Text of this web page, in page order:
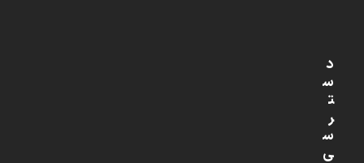
د
س
ت
ر
س
ی